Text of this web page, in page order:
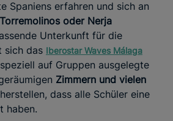
Spaniens erfahren und sich an
Torremolinos oder Nerja
Unterkunft für die
sich das Iberostar Waves Málaga
auf Gruppen ausgelegte
Zimmern und vielen
dass alle Schüler eine
haben.